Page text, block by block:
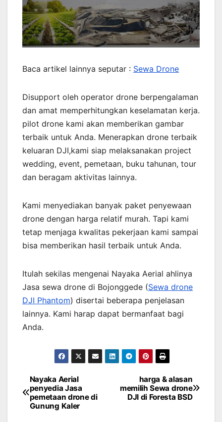
Baca artikel lainnya seputar : Sewa Drone
Disupport oleh operator drone berpengalaman
dan amat memperhitungkan keselamatan kerja.
pilot drone kami akan memberikan gambar
terbaik untuk Anda. Menerapkan drone terbaik
keluaran DJI,kami siap melaksanakan project
wedding, event, pemetaan, buku tahunan, tour
dan beragam aktivitas lainnya.
Kami menyediakan banyak paket penyewaan
drone dengan harga relatif murah. Tapi kami
tetap menjaga kwalitas pekerjaan kami sampai
bisa memberikan hasil terbaik untuk Anda.
Itulah sekilas mengenai Nayaka Aerial ahlinya
Jasa sewa drone di Bojonggede (Sewa drone
DJI Phantom) disertai beberapa penjelasan
lainnya. Kami harap dapat bermanfaat bagi
Anda.
Post
navigation
harga & alasan
memilih Sewa drone
DJI di Foresta BSD
Nayaka Aerial
penyedia Jasa
pemetaan drone di
Gunung Kaler